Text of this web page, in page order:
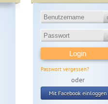
Passwort vergessen?
oder
Mit Facebook einloggen